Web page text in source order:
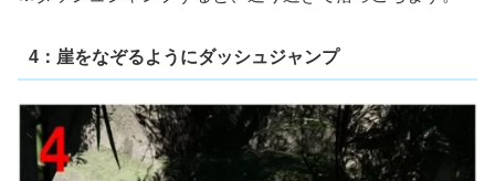
4：崖をなぞるようにダッシュジャンプ